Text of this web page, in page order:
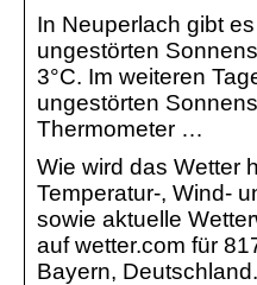
In Neuperlach gibt
ungestörten
3°C. Im weiteren
ungestörten
Thermometer …
Wie wird das Wetter
Temperatur-, Wind-
sowie aktuelle
auf wetter.com für
Bayern, Deutschland.